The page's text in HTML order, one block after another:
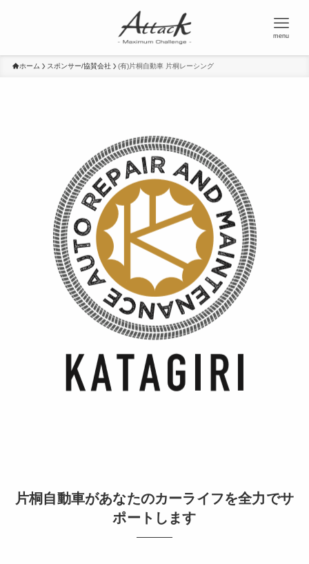
menu
ホーム スポンサー/協賛会社 (有)片桐自動車 片桐レーシング
片桐自動車があなたのカーライフを全力でサ
ポートします